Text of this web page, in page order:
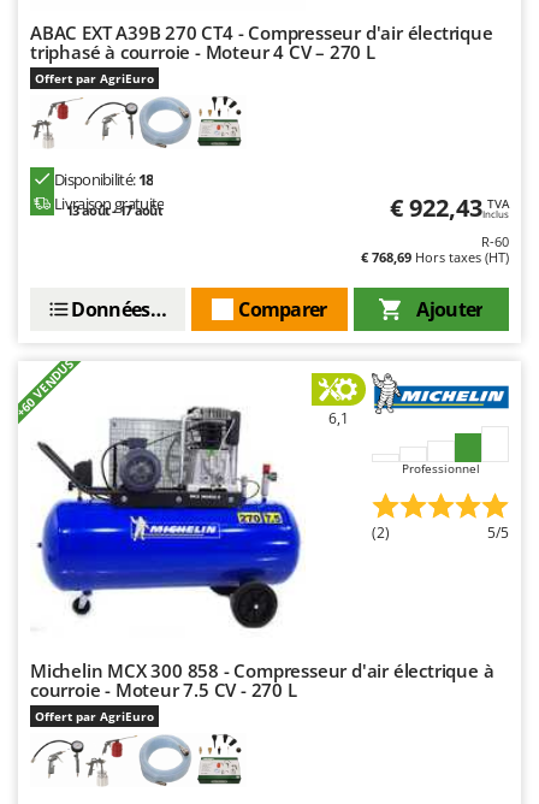
Y Yard Force
Z
Zanon
Zephir
ZGrills
ABAC EXT A39B 270 CT4 - Compresseur d'air électrique
triphasé à courroie - Moteur 4 CV – 270 L
Offert par AgriEuro
Disponibilité:18
Livraison gratuite
13 août - 17 août € 922,43 TVA
Inclus
R-60
€ 768,69 Hors taxes (HT)
Ajouter
Comparer
Données techniques
+60 VENDUS 6,1
Professionnel
(2) 5/5
Michelin MCX 300 858 - Compresseur d'air électrique à
courroie - Moteur 7.5 CV - 270 L
Offert par AgriEuro